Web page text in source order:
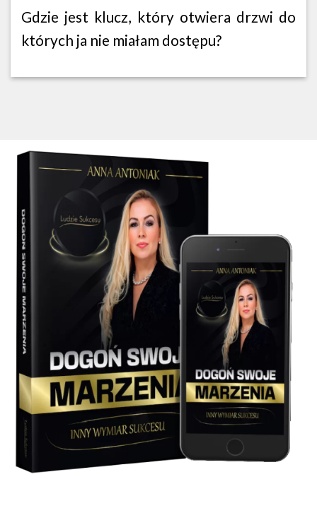
Gdzie jest klucz, który otwiera drzwi do
których ja nie miałam dostępu?